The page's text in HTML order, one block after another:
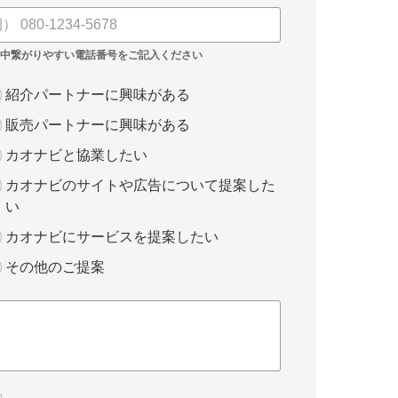
紹介パートナーに興味がある
販売パートナーに興味がある
カオナビと協業したい
カオナビのサイトや広告について提案した
い
カオナビにサービスを提案したい
その他のご提案